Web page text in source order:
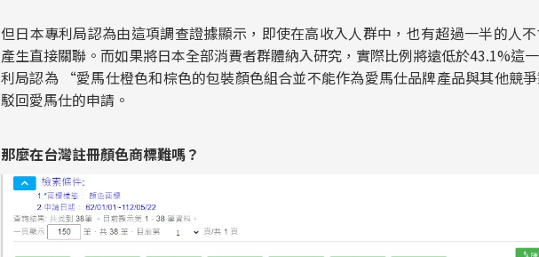
但日本專利局認為由這項調查證據顯示，即使在高收入人群中，也有超過一半的人
產生直接關聯。而如果將日本全部消費者群體納入研究，實際比例將遠低於43.1%這
利局認為 “愛馬仕橙色和棕色的包裝顏色組合並不能作為愛馬仕品牌產品與其他競
駁回愛馬仕的申請。
那麼在台灣註冊顏色商標難嗎？